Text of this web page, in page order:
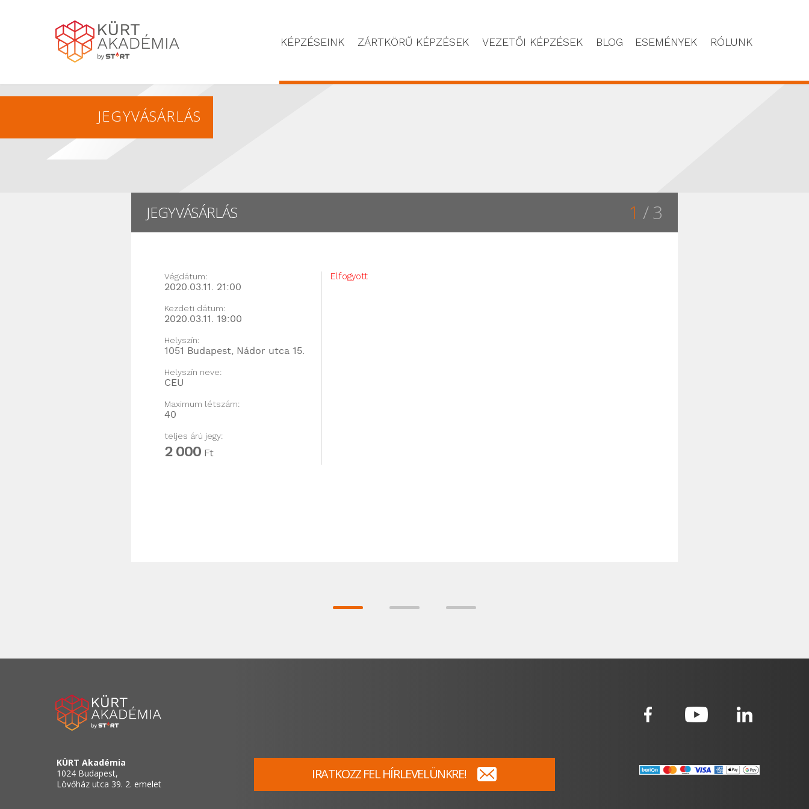
KÉPZÉSEINK ZÁRTKÖRŰ KÉPZÉSEK VEZETŐI KÉPZÉSEK BLOG ESEMÉNYEK RÓLUNK
JEGYVÁSÁRLÁS
JEGYVÁSÁRLÁS 1 / 3
Végdátum:
2020.03.11. 21:00
Kezdeti dátum:
2020.03.11. 19:00
Helyszín:
1051 Budapest, Nádor utca 15.
Helyszín neve:
CEU
Maximum létszám:
40
teljes árú jegy:
2 000 Ft
Elfogyott
KÜRT Akadémia
1024 Budapest,
Lövőház utca 39. 2. emelet
IRATKOZZ FEL HÍRLEVELÜNKRE!